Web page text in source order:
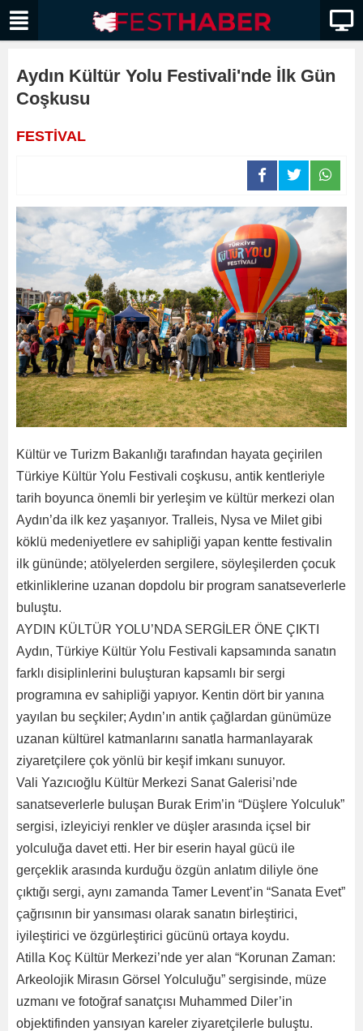
Aydın Kültür Yolu Festivali'nde İlk Gün
Coşkusu
FESTİVAL
Kültür ve Turizm Bakanlığı tarafından hayata geçirilen
Türkiye Kültür Yolu Festivali coşkusu, antik kentleriyle
tarih boyunca önemli bir yerleşim ve kültür merkezi olan
Aydın’da ilk kez yaşanıyor. Tralleis, Nysa ve Milet gibi
köklü medeniyetlere ev sahipliği yapan kentte festivalin
ilk gününde; atölyelerden sergilere, söyleşilerden çocuk
etkinliklerine uzanan dopdolu bir program sanatseverlerle
buluştu.
AYDIN KÜLTÜR YOLU’NDA SERGİLER ÖNE ÇIKTI
Aydın, Türkiye Kültür Yolu Festivali kapsamında sanatın
farklı disiplinlerini buluşturan kapsamlı bir sergi
programına ev sahipliği yapıyor. Kentin dört bir yanına
yayılan bu seçkiler; Aydın’ın antik çağlardan günümüze
uzanan kültürel katmanlarını sanatla harmanlayarak
ziyaretçilere çok yönlü bir keşif imkanı sunuyor.
Vali Yazıcıoğlu Kültür Merkezi Sanat Galerisi’nde
sanatseverlerle buluşan Burak Erim’in “Düşlere Yolculuk”
sergisi, izleyiciyi renkler ve düşler arasında içsel bir
yolculuğa davet etti. Her bir eserin hayal gücü ile
gerçeklik arasında kurduğu özgün anlatım diliyle öne
çıktığı sergi, aynı zamanda Tamer Levent’in “Sanata Evet”
çağrısının bir yansıması olarak sanatın birleştirici,
iyileştirici ve özgürleştirici gücünü ortaya koydu.
Atilla Koç Kültür Merkezi’nde yer alan “Korunan Zaman:
Arkeolojik Mirasın Görsel Yolculuğu” sergisinde, müze
uzmanı ve fotoğraf sanatçısı Muhammed Diler’in
objektifinden yansıyan kareler ziyaretçilerle buluştu.